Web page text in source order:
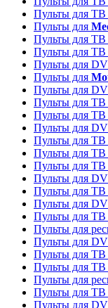
Пульты для ТВ
Пульты для
Пульты для ТВ
Пульты для TB
Пульты для
Пульты для
Пульты для
Пульты для ТВ
Пульты для ТВ
Пульты для
Пульты для ТВ
Пульты для ТВ
Пульты для ТВ
Пульты для
Пульты для ТВ
Пульты для
Пульты для ТВ
Пульты для
Пульты для
Пульты для ТВ
Пульты для ТВ
Пульты для
Пульты для ТВ
Пульты для